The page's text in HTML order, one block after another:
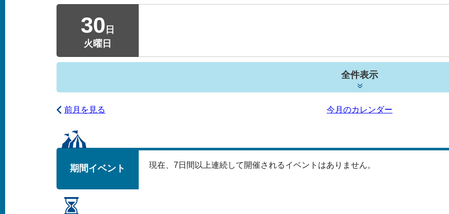
30 日
火曜日
全件表示
前月を見る 今月のカレンダー
期間イベント 現在、 7 日間以上連続して開催されるイベントはありません。